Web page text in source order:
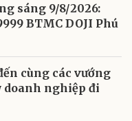
sáng 9/8/2026:
BTMC DOJI Phú
cùng các vướng
doanh nghiệp đi